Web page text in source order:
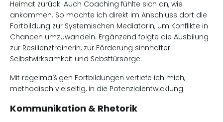
Heimat zurück. Auch Coaching fühlte sich an, wie
ankommen. So machte ich direkt im Anschluss dort die
Fortbildung zur Systemischen Mediatorin, um Konflikte in
Chancen umzuwandeln. Ergänzend folgte die Ausbilung
zur Resilienztrainerin, zur Förderung sinnhafter
Selbstwirksamkeit und Sebstfürsorge.
Mit regelmäßigen Fortbildungen vertiefe ich mich,
methodisch vielseitig, in die Potenzialentwicklung.
Kommunikation & Rhetorik